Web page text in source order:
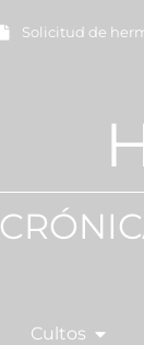
Solicitud de
Cultos